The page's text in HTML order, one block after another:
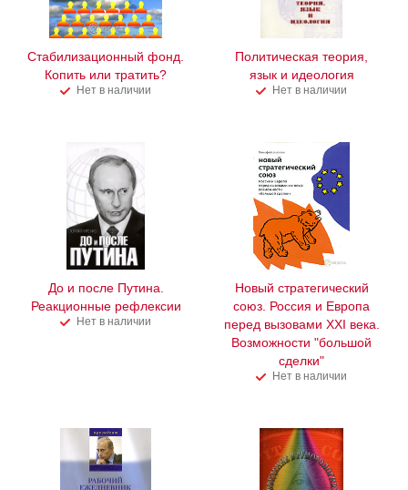
Стабилизационный фонд.
Копить или тратить?
Нет в наличии
Политическая теория,
язык и идеология
Нет в наличии
До и после Путина.
Реакционные рефлексии
Нет в наличии
Новый стратегический
союз. Россия и Европа
перед вызовами XXI века.
Возможности "большой
сделки"
Нет в наличии